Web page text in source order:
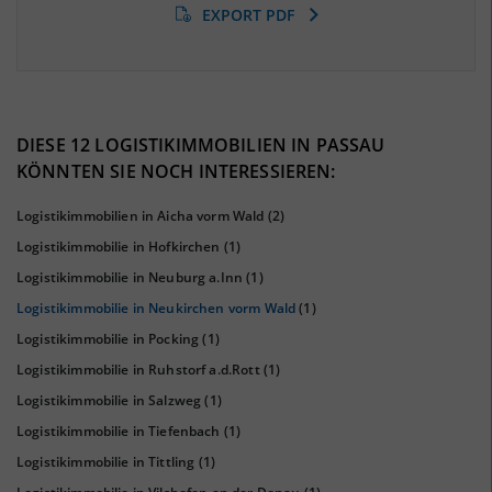
40%
Euro pro Kopf
EXPORT PDF
DIESE 12 LOGISTIKIMMOBILIEN IN PASSAU
KÖNNTEN SIE NOCH INTERESSIEREN:
Logistikimmobilien in Aicha vorm Wald (2)
Logistikimmobilie in Hofkirchen (1)
Logistikimmobilie in Neuburg a.Inn (1)
Logistikimmobilie in Neukirchen vorm Wald(1)
Logistikimmobilie in Pocking(1)
Logistikimmobilie in Ruhstorf a.d.Rott(1)
Logistikimmobilie in Salzweg(1)
Logistikimmobilie in Tiefenbach (1)
Logistikimmobilie in Tittling (1)